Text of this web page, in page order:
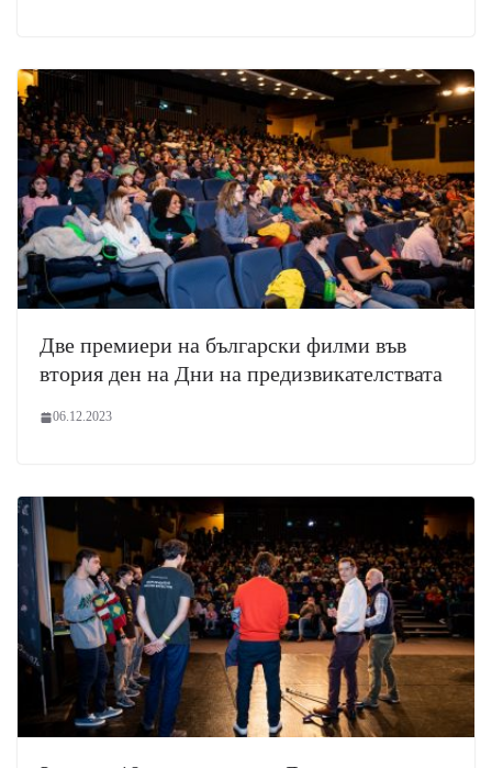
Две премиери на български филми във
втория ден на Дни на предизвикателствата
06.12.2023